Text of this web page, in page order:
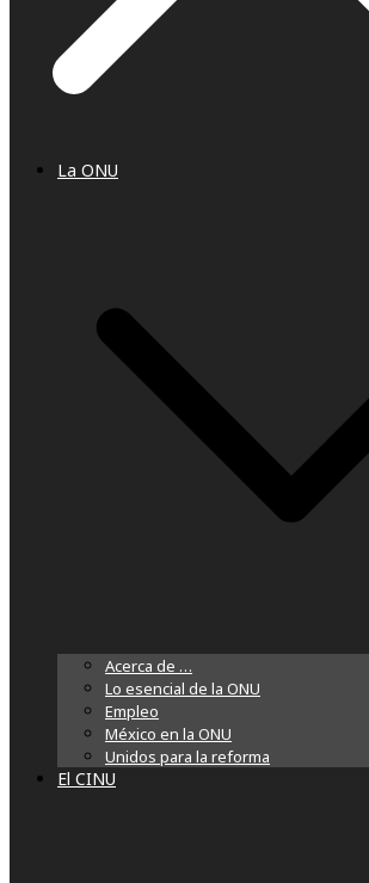
La ONU
Acerca de …
Lo esencial de la ONU
Empleo
México en la ONU
Unidos para la reforma
El CINU